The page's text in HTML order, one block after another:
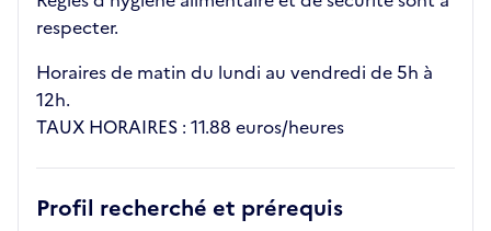
respecter.
Horaires de matin du lundi au vendredi de 5h à
12h.
TAUX HORAIRES : 11.88 euros/heures
Profil recherché et prérequis